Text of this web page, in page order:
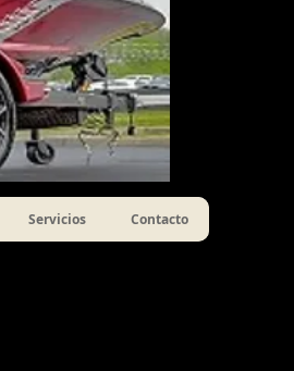
Servicios Contacto